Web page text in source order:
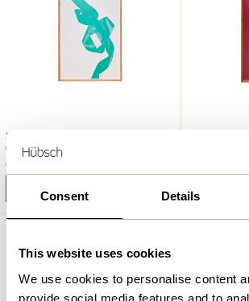
Consent Details
This website uses cookies
We use cookies to personalise content
provide social media features and to
Studio Cadre 50×70 Naturel
699,00